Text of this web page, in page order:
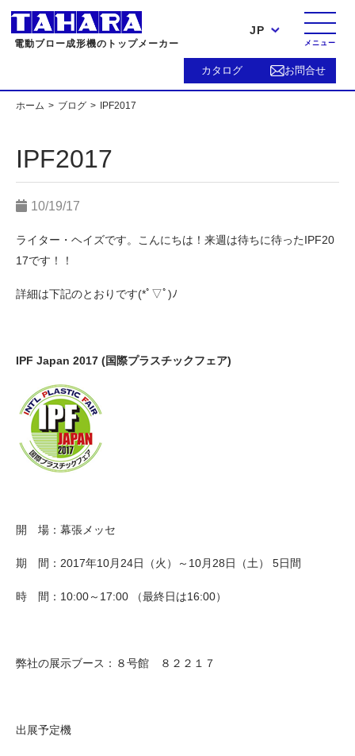
電動ブロー成形機のトップメーカー
JP
メニュー
カタログ お問合せ
ホーム ブログ IPF2017
IPF2017
10/19/17
ライター・ヘイズです。こんにちは！来週は待ちに待ったIPF20
17です！！
詳細は下記のとおりです(*ﾟ▽ﾟ)ﾉ
IPF Japan 2017 (国際プラスチックフェア)
開 場：幕張メッセ
期 間：2017年10月24日（火）～10月28日（土） 5日間
時 間：10:00～17:00 （最終日は16:00）
弊社の展示ブース：８号館 ８２２１７
出展予定機